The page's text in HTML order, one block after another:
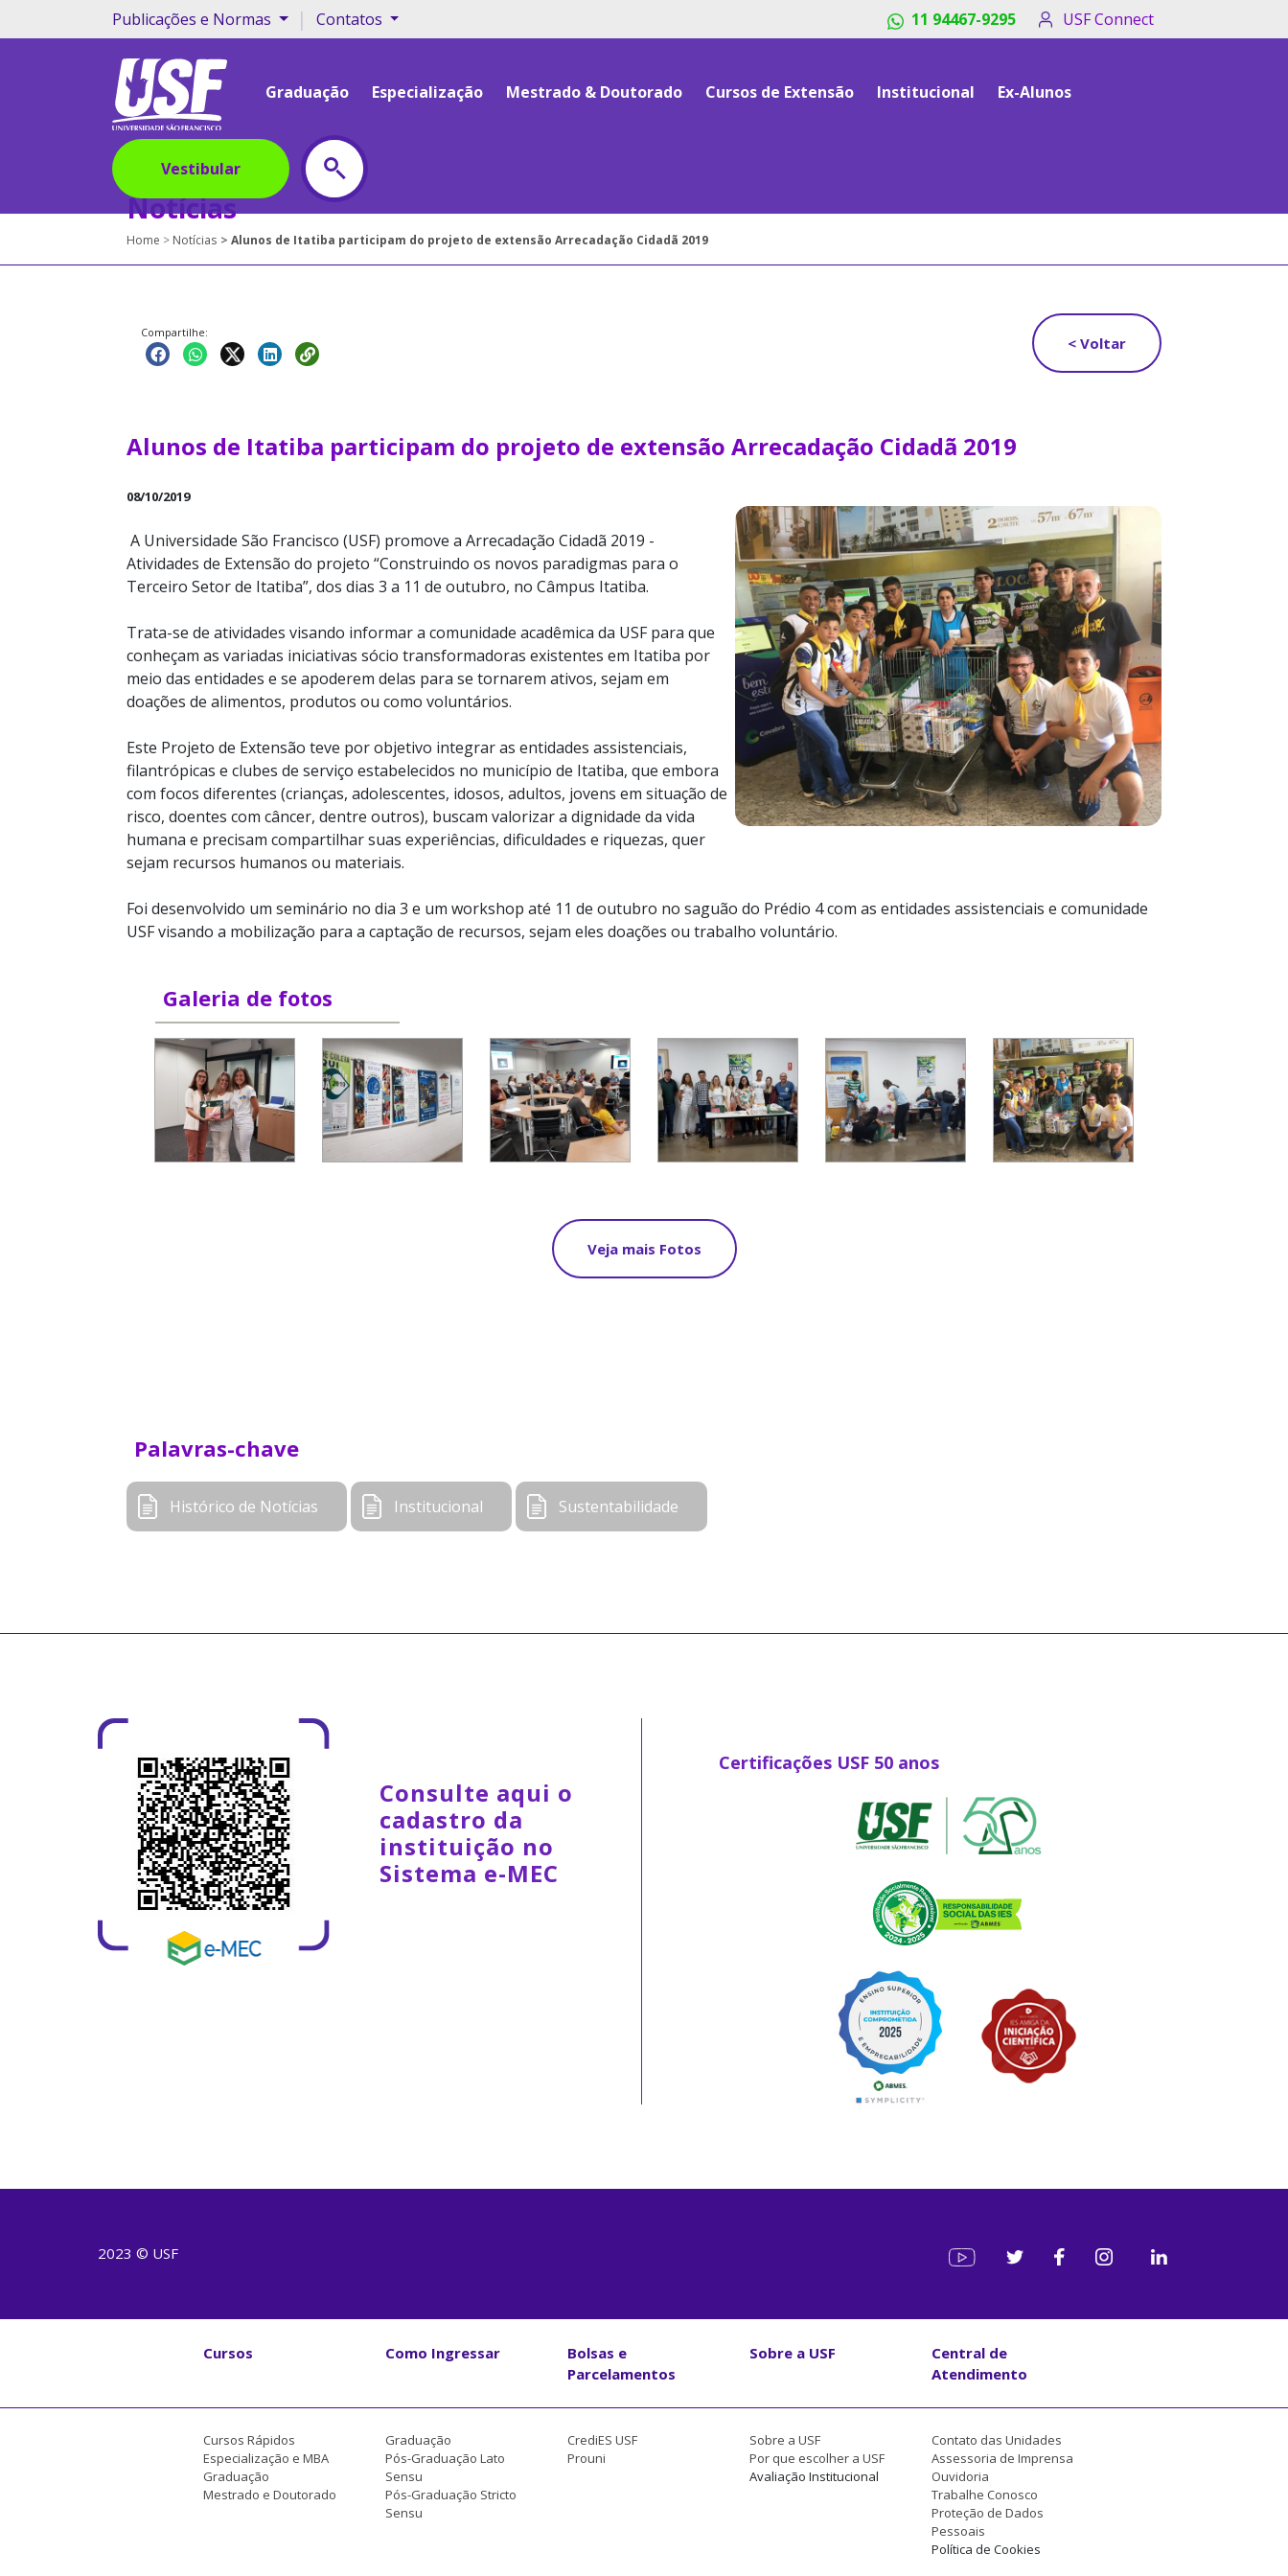
Publicações e Normas | Contatos 11 94467-9295 USF Connect
Graduação Especialização Mestrado & Doutorado Cursos de Extensão Institucional Ex-Alunos
Vestibular
Notícias
Home Notícias Alunos de Itatiba participam do projeto de extensão Arrecadação Cidadã 2019
Compartilhe:
< Voltar
Alunos de Itatiba participam do projeto de extensão Arrecadação Cidadã 2019
08/10/2019
A Universidade São Francisco (USF) promove a Arrecadação Cidadã 2019 -
Atividades de Extensão do projeto “Construindo os novos paradigmas para o
Terceiro Setor de Itatiba”, dos dias 3 a 11 de outubro, no Câmpus Itatiba.
Trata-se de atividades visando informar a comunidade acadêmica da USF para que
conheçam as variadas iniciativas sócio transformadoras existentes em Itatiba por
meio das entidades e se apoderem delas para se tornarem ativos, sejam em
doações de alimentos, produtos ou como voluntários.
Este Projeto de Extensão teve por objetivo integrar as entidades assistenciais,
filantrópicas e clubes de serviço estabelecidos no município de Itatiba, que embora
com focos diferentes (crianças, adolescentes, idosos, adultos, jovens em situação de
risco, doentes com câncer, dentre outros), buscam valorizar a dignidade da vida
humana e precisam compartilhar suas experiências, dificuldades e riquezas, quer
sejam recursos humanos ou materiais.
Foi desenvolvido um seminário no dia 3 e um workshop até 11 de outubro no saguão do Prédio 4 com as entidades assistenciais e comunidade
USF visando a mobilização para a captação de recursos, sejam eles doações ou trabalho voluntário.
Galeria de fotos
Veja mais Fotos
Palavras-chave
Histórico de Notícias Institucional Sustentabilidade
Consulte aqui o
cadastro da
instituição no
Sistema e-MEC
Certificações USF 50 anos
2023 © USF
Cursos Como Ingressar
Bolsas e
Parcelamentos
Sobre a USF
Central de
Atendimento
Cursos Rápidos
Especialização e MBA
Graduação
Mestrado e Doutorado
Graduação
Pós-Graduação Lato
Sensu
Pós-Graduação Stricto
Sensu
CrediES USF
Prouni
Sobre a USF
Por que escolher a USF
Avaliação Institucional
Contato das Unidades
Assessoria de Imprensa
Ouvidoria
Trabalhe Conosco
Proteção de Dados
Pessoais
Política de Cookies